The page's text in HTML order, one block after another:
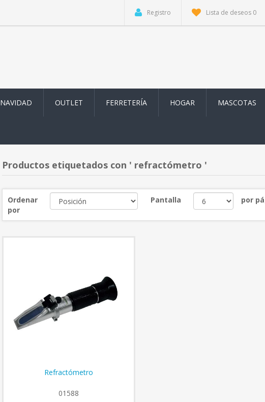
Registro Lista de deseos 0
NAVIDAD OUTLET FERRETERÍA HOGAR MASCOTAS
Productos etiquetados con ' refractómetro '
Ordenar
por
Pantalla por
Refractómetro
01588